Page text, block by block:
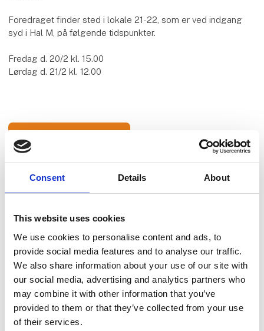
Consent Details About
This website uses cookies
We use cookies to personalise content and ads, to
provide social media features and to analyse our traffic.
We also share information about your use of our site with
our social media, advertising and analytics partners who
may combine it with other information that you’ve
provided to them or that they’ve collected from your use
of their services.
Foredraget finder sted i lokale 21-22, som er ved indgang
syd i Hal M, på følgende tidspunkter.
Fredag d. 20/2 kl. 15.00
Lørdag d. 21/2 kl. 12.00
Start
fredag
20. feb
kl. 15:00